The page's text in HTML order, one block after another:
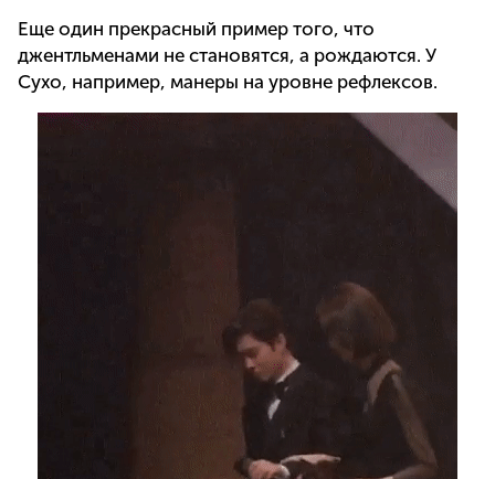
Еще один прекрасный пример того, что
джентльменами не становятся, а рождаются. У
Сухо, например, манеры на уровне рефлексов.